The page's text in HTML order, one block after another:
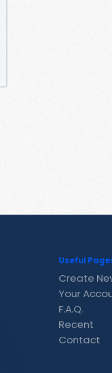
Useful
Create
Your
F.A.Q.
Recent
Contact